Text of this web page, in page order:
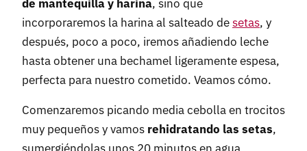
de mantequilla y harina, sino que
incorporaremos la harina al salteado desetas, y
después, poco a poco, iremos añadiendo leche
hasta obtener una bechamel ligeramente espesa,
perfecta para nuestro cometido. Veamos cómo.
Comenzaremos picando media cebolla en trocitos
muy pequeños y vamos rehidratando las setas,